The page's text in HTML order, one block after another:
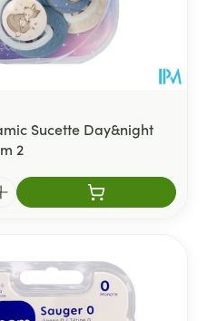
Sucette Day&night
2